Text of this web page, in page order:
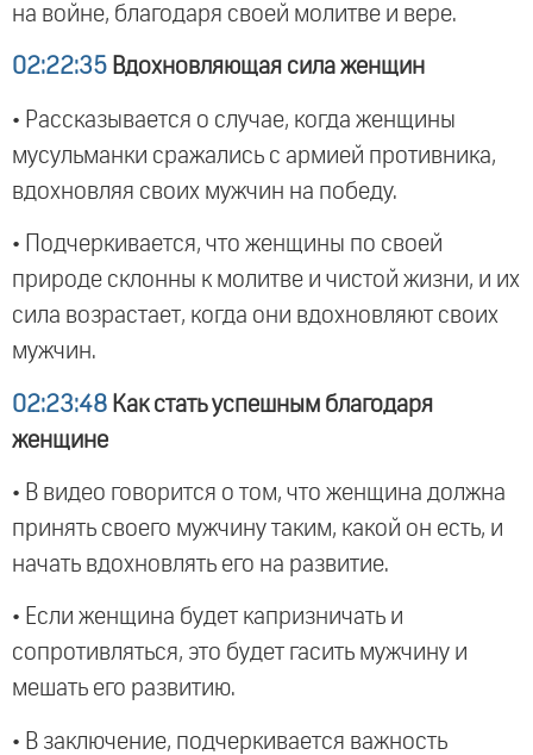
на войне, благодаря своей молитве и вере.
02:22:35 Вдохновляющая сила женщин
• Рассказывается о случае, когда женщины
мусульманки сражались с армией противника,
вдохновляя своих мужчин на победу.
• Подчеркивается, что женщины по своей
природе склонны к молитве и чистой жизни, и их
сила возрастает, когда они вдохновляют своих
мужчин.
02:23:48 Как стать успешным благодаря
женщине
• В видео говорится о том, что женщина должна
принять своего мужчину таким, какой он есть, и
начать вдохновлять его на развитие.
• Если женщина будет капризничать и
сопротивляться, это будет гасить мужчину и
мешать его развитию.
• В заключение, подчеркивается важность